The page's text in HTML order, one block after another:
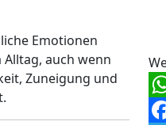
Emotionen
auch wenn
Zuneigung und